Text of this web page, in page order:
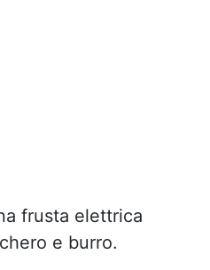
frusta elettrica
e burro.